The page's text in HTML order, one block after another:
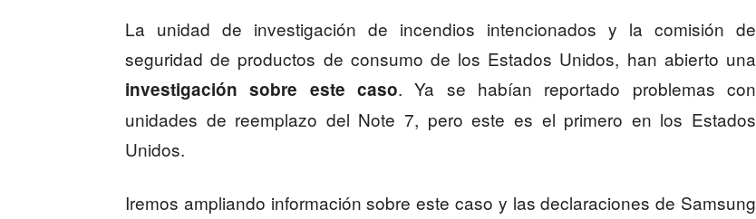
La unidad de investigación de incendios intencionados y la comisión de
seguridad de productos de consumo de los Estados Unidos, han abierto una
investigación sobre este caso. Ya se habían reportado problemas con
unidades de reemplazo del Note 7, pero este es el primero en los Estados
Unidos.
Iremos ampliando información sobre este caso y las declaraciones de Samsung